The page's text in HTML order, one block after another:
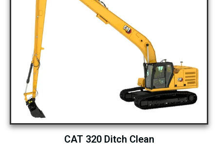
CAT 320 Ditch Clean